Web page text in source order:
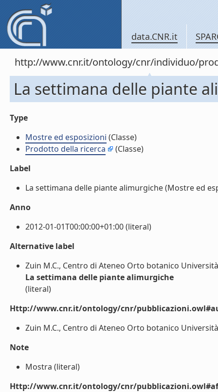
data.CNR.it
http://www.cnr.it/ontology/cnr/individuo/
La settimana delle piante
Type
Mostre ed esposizioni (Classe)
Prodotto della ricerca
(Classe)
Label
La settimana delle piante alimurgiche (Mostre ed
Anno
2012-01-01T00:00:00+01:00 (literal)
Alternative label
Zuin M.C., Centro di Ateneo Orto botanico
La settimana delle piante alimurgiche
(literal)
Http://www.cnr.it/ontology/cnr/
Zuin M.C., Centro di Ateneo Orto botanico
Note
Mostra (literal)
Http://www.cnr.it/ontology/cnr/